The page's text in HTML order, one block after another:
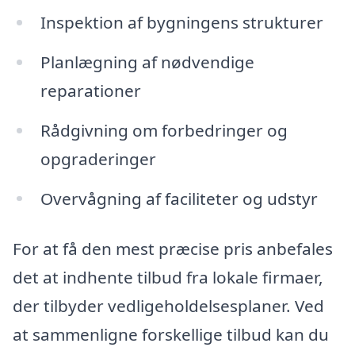
Inspektion af bygningens strukturer
Planlægning af nødvendige
reparationer
Rådgivning om forbedringer og
opgraderinger
Overvågning af faciliteter og udstyr
For at få den mest præcise pris anbefales
det at indhente tilbud fra lokale firmaer,
der tilbyder vedligeholdelsesplaner. Ved
at sammenligne forskellige tilbud kan du